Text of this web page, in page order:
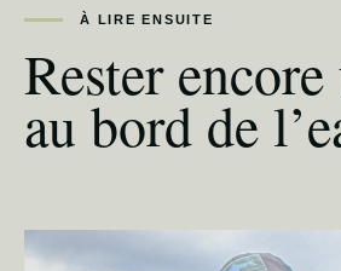
À LIRE ENSUITE
Rester
au bord de